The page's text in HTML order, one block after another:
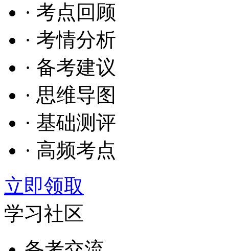
· 考点回顾
· 考情分析
· 备考建议
· 思维导图
· 基础测评
· 高频考点
立即领取
学习社区